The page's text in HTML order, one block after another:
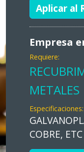
Aplicar al
Empresa
Requiere:
METALES
Especificaciones:
COBRE, ETC